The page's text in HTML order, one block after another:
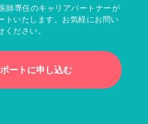
師専任のキャリアパートナーが
トいたします。お気軽にお問い
ください。
ートに申し込む